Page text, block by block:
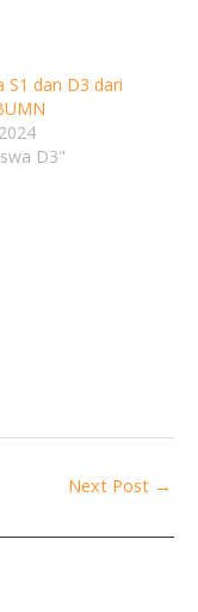
S1 dan D3 dari
D3"
Next Post →